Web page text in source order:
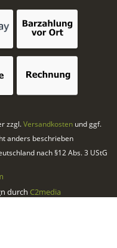
zzgl.Versandkosten und ggf.
anders beschrieben
nach §12 Abs. 3 UStG
durch C2media